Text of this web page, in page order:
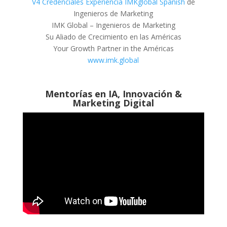
Ingenieros de Marketing
IMK Global – Ingenieros de Marketing
Su Aliado de Crecimiento en las Américas
Your Growth Partner in the Américas
www.imk.global
Mentorías en IA, Innovación &
Marketing Digital